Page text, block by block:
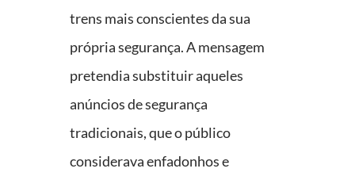
trens mais conscientes da sua
própria segurança. A mensagem
pretendia substituir aqueles
anúncios de segurança
tradicionais, que o público
considerava enfadonhos e